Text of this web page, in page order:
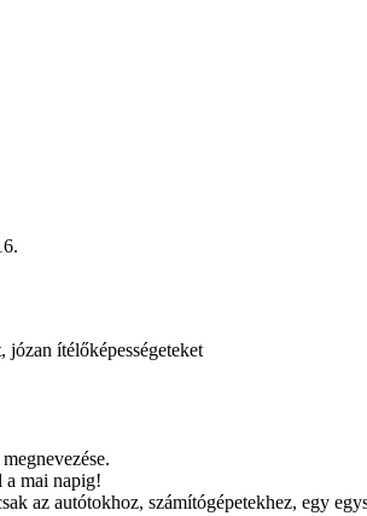
ítélőképességeteket
a mai napig!
az autótokhoz, számítógépetekhez, egy